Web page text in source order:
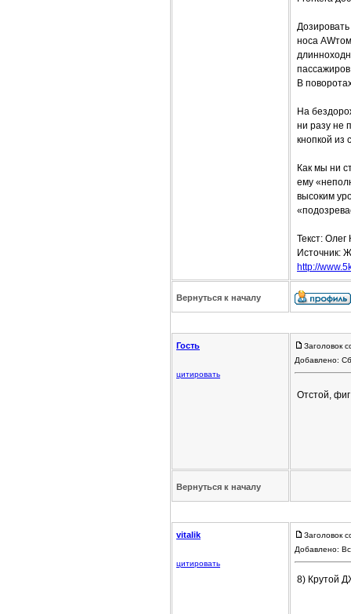
носа
В
На
ни разу не
кнопкой из
Как мы ни
ему
высоким
Текст:
Источник:
http://
Вернуться к началу
Гость
цитировать
Заголовок
Добавлено:
Отстой,
Вернуться к началу
vitalik
цитировать
Заголовок
Добавлено:
8) Крутой